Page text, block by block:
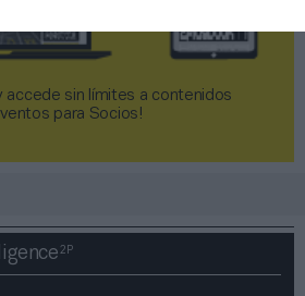
accede sin límites a contenidos
para Socios!​​​​​​​
2P